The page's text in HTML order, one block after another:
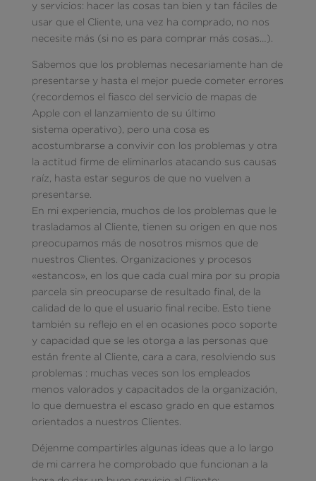
y servicios: hacer las cosas tan bien y tan fáciles de
usar que el Cliente, una vez ha comprado, no nos
necesite más (si no es para comprar más cosas…).
Sabemos que los problemas necesariamente han de
presentarse y hasta el mejor puede cometer errores
(recordemos el fiasco del servicio de mapas de
Apple con el lanzamiento de su último
sistema operativo), pero una cosa es
acostumbrarse a convivir con los problemas y otra
la actitud firme de eliminarlos atacando sus causas
raíz, hasta estar seguros de que no vuelven a
presentarse.
En mi experiencia, muchos de los problemas que le
trasladamos al Cliente, tienen su origen en que nos
preocupamos más de nosotros mismos que de
nuestros Clientes. Organizaciones y procesos
«estancos», en los que cada cual mira por su propia
parcela sin preocuparse de resultado final, de la
calidad de lo que el usuario final recibe. Esto tiene
también su reflejo en el en ocasiones poco soporte
y capacidad que se les otorga a las personas que
están frente al Cliente, cara a cara, resolviendo sus
problemas : muchas veces son los empleados
menos valorados y capacitados de la organización,
lo que demuestra el escaso grado en que estamos
orientados a nuestros Clientes.
Déjenme compartirles algunas ideas que a lo largo
de mi carrera he comprobado que funcionan a la